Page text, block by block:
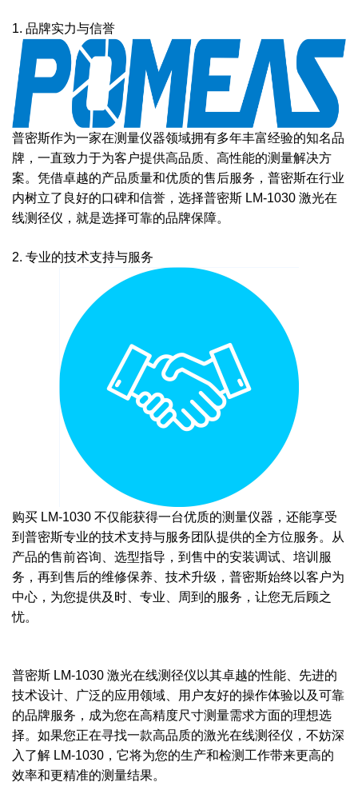
1. 品牌实力与信誉
普密斯作为一家在测量仪器领域拥有多年丰富经验的知名品
牌，一直致力于为客户提供高品质、高性能的测量解决方
案。凭借卓越的产品质量和优质的售后服务，普密斯在行业
内树立了良好的口碑和信誉，选择普密斯 LM-1030 激光在
线测径仪，就是选择可靠的品牌保障。
2. 专业的技术支持与服务
购买 LM-1030 不仅能获得一台优质的测量仪器，还能享受
到普密斯专业的技术支持与服务团队提供的全方位服务。从
产品的售前咨询、选型指导，到售中的安装调试、培训服
务，再到售后的维修保养、技术升级，普密斯始终以客户为
中心，为您提供及时、专业、周到的服务，让您无后顾之
忧。
普密斯 LM-1030 激光在线测径仪以其卓越的性能、先进的
技术设计、广泛的应用领域、用户友好的操作体验以及可靠
的品牌服务，成为您在高精度尺寸测量需求方面的理想选
择。如果您正在寻找一款高品质的激光在线测径仪，不妨深
入了解 LM-1030，它将为您的生产和检测工作带来更高的
效率和更精准的测量结果。